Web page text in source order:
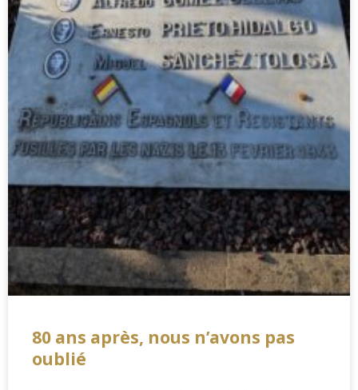
80 ans après, nous n’avons pas
oublié